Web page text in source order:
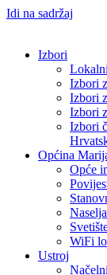
Idi na sadržaj
Izbori
Izbori
Izbori
Izbori
Izbori
Općina
Opće
Naselja
WiFi
Ustroj